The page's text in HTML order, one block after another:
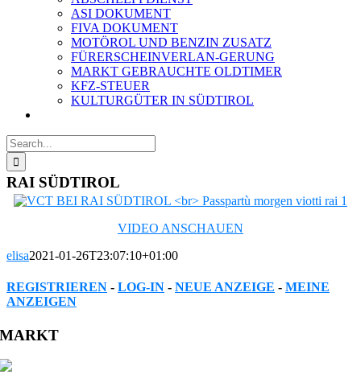
ASI DOKUMENT
FIVA DOKUMENT
MOTÖROL UND BENZIN ZUSATZ
FÜRERSCHEINVERLAN-GERUNG
MARKT GEBRAUCHTE OLDTIMER
KFZ-STEUER
KULTURGÜTER IN SÜDTIROL
Search
for:
RAI SÜDTIROL
VIDEO ANSCHAUEN
elisa2021-01-26T23:07:10+01:00
REGISTRIEREN - LOG-IN - NEUE ANZEIGE - MEINE
ANZEIGEN
Facebook
Twitter
Reddit
LinkedIn
WhatsApp
Tumblr
Pinterest
Vk
Xing
Email
MARKT